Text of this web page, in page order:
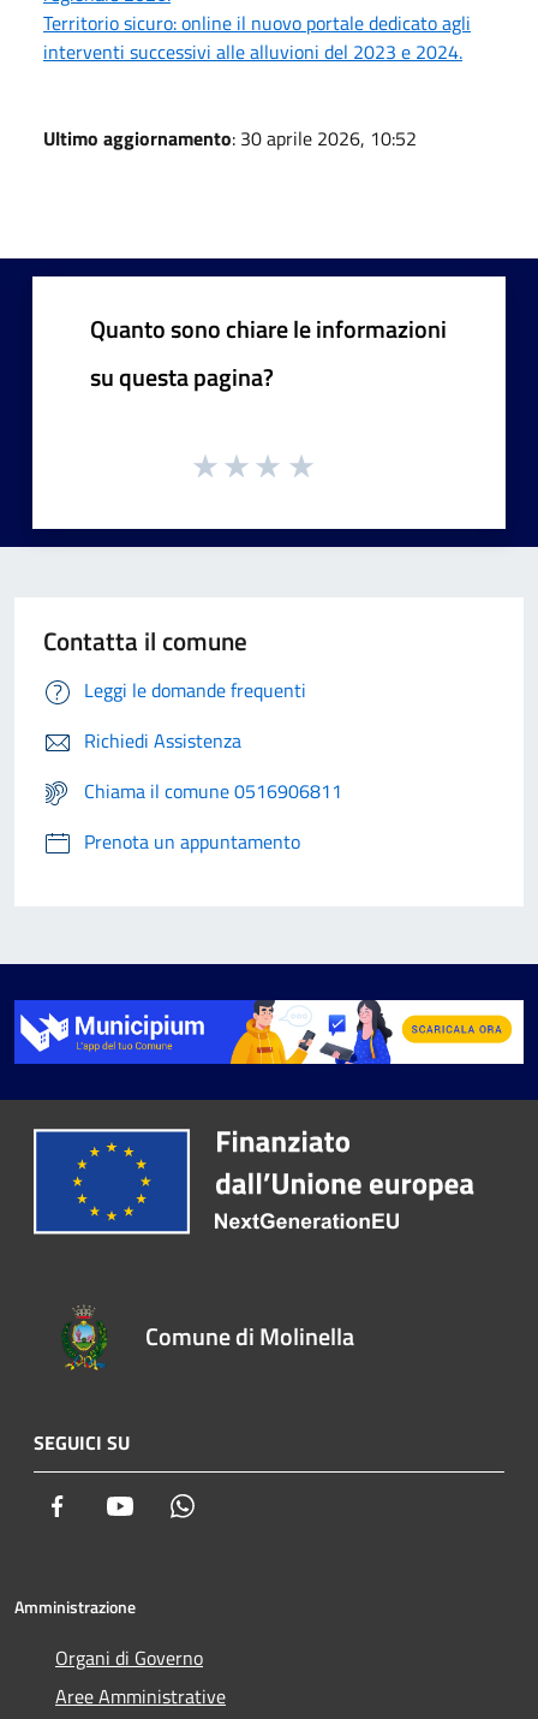
Territorio sicuro: online il nuovo portale dedicato agli
interventi successivi alle alluvioni del 2023 e 2024.
Ultimo aggiornamento: 30 aprile 2026, 10:52
Quanto sono chiare le informazioni
su questa pagina?
Contatta il comune
Leggi le domande frequenti
Richiedi Assistenza
Chiama il comune 0516906811
Prenota un appuntamento
Comune di Molinella
SEGUICI SU
Facebook Youtube
Amministrazione
Organi di Governo
Aree Amministrative